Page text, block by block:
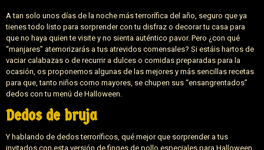
A tan solo unos días de la noche más terrorífica del año, seguro que ya
tienes todo listo para sorprender con tu disfraz o decorar tu casa para
que no haya quien te visite y no sienta auténtico pavor. Pero ¿con qué
“manjares” atemorizarás a tus atrevidos comensales? Si estáis hartos de
vaciar calabazas o de recurrir a dulces o comidas preparadas para la
ocasión, os proponemos algunas de las mejores y más sencillas recetas
para que, tanto niños como mayores, se chupen sus “ensangrentados”
dedos con tu menú de Halloween.
Dedos de bruja
Y hablando de dedos terroríficos, qué mejor que sorprender a tus
invitados con esta versión de finges de pollo especiales para Halloween.